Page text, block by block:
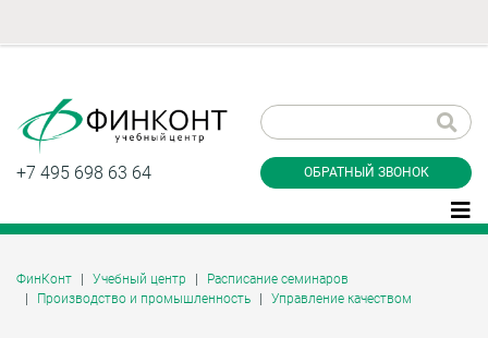
+7 495 698 63 64 ОБРАТНЫЙ ЗВОНОК
ФинКонт Учебный центр
Расписание семинаров
Производство и промышленность
Управление качеством
звонок
Даю согласие на обработку персональных